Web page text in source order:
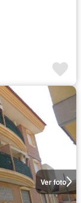
Ver foto